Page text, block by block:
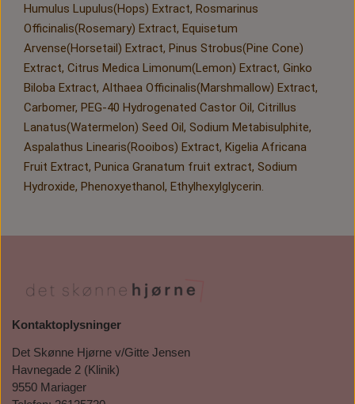
Humulus Lupulus(Hops) Extract, Rosmarinus
Officinalis(Rosemary) Extract, Equisetum
Arvense(Horsetail) Extract, Pinus Strobus(Pine Cone)
Extract, Citrus Medica Limonum(Lemon) Extract, Ginko
Biloba Extract, Althaea Officinalis(Marshmallow) Extract,
Carbomer, PEG-40 Hydrogenated Castor Oil, Citrillus
Lanatus(Watermelon) Seed Oil, Sodium Metabisulphite,
Aspalathus Linearis(Rooibos) Extract, Kigelia Africana
Fruit Extract, Punica Granatum fruit extract, Sodium
Hydroxide, Phenoxyethanol, Ethylhexylglycerin.
Kontaktoplysninger
Det Skønne Hjørne v/Gitte Jensen
Havnegade 2 (Klinik)
9550 Mariager